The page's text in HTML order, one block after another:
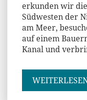
erkunden wir
Südwesten der
am Meer,
auf einem
Kanal und